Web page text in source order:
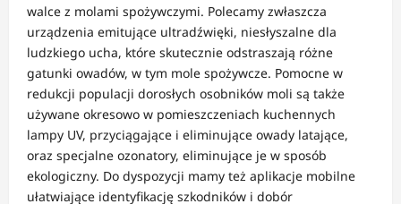
walce z molami spożywczymi. Polecamy zwłaszcza
urządzenia emitujące ultradźwięki, niesłyszalne dla
ludzkiego ucha, które skutecznie odstraszają różne
gatunki owadów, w tym mole spożywcze. Pomocne w
redukcji populacji dorosłych osobników moli są także
używane okresowo w pomieszczeniach kuchennych
lampy UV, przyciągające i eliminujące owady latające,
oraz specjalne ozonatory, eliminujące je w sposób
ekologiczny. Do dyspozycji mamy też aplikacje mobilne
ułatwiające identyfikację szkodników i dobór